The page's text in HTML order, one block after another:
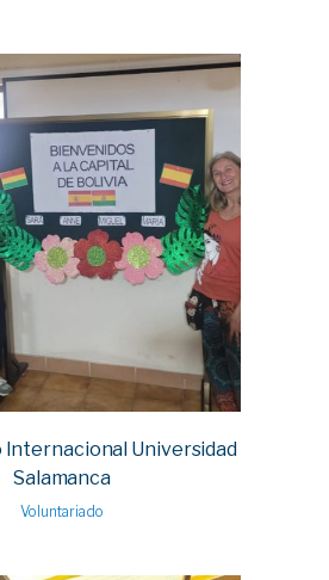
Internacional Universidad
Salamanca
Voluntariado